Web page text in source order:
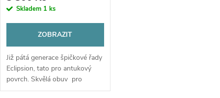
Skladem 1 ks
ZOBRAZIT
Již pátá generace špičkové řady
Eclipsion, tato pro antukový
povrch. Skvělá obuv pro
pokročilé a výkonnostní hráče,